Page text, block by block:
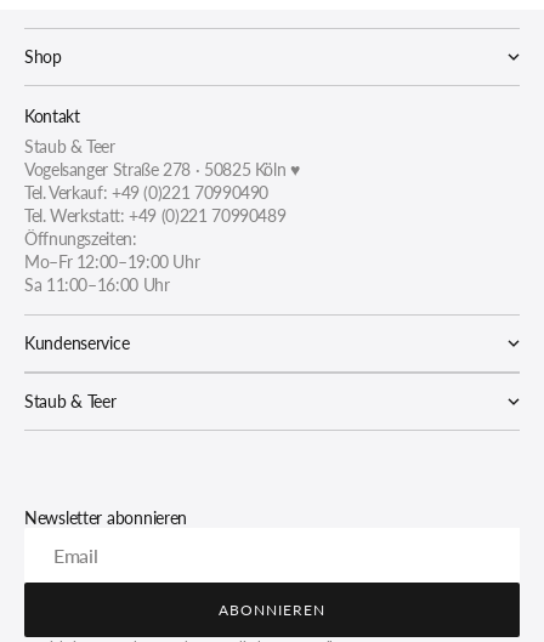
Shop
Kontakt
Staub & Teer
Vogelsanger Straße 278 · 50825 Köln ♥
Tel. Verkauf: +49 (0)221 70990490
Tel. Werkstatt: +49 (0)221 70990489
Öffnungszeiten:
Mo–Fr 12:00–19:00 Uhr
Sa 11:00–16:00 Uhr
Kundenservice
Staub & Teer
Newsletter abonnieren
Email
ABONNIEREN